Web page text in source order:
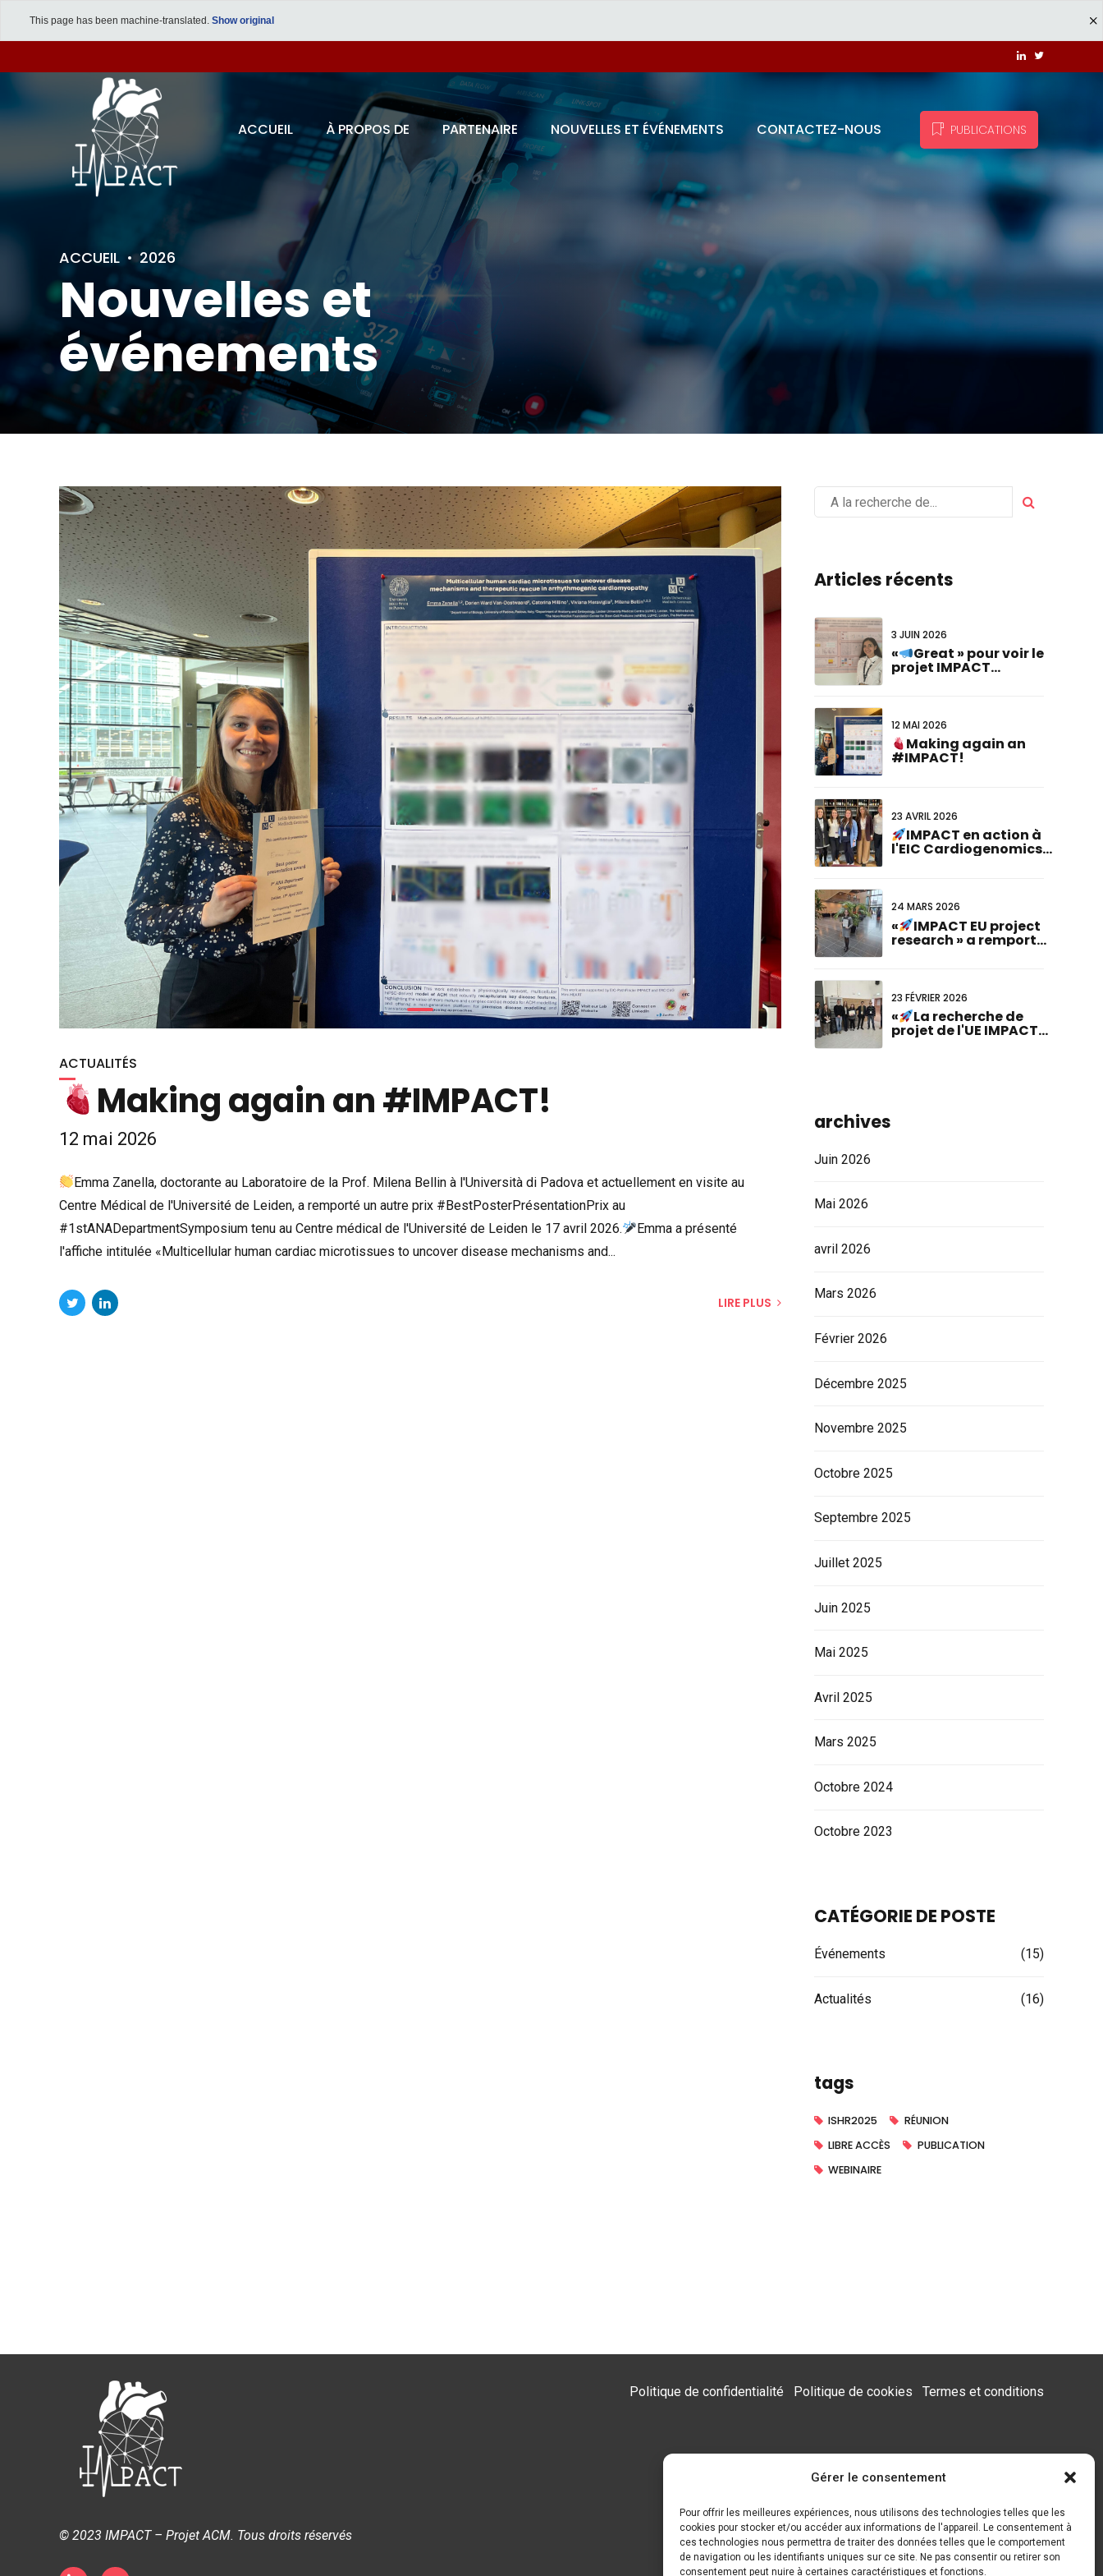
This page has been machine-translated. Show original
Gérer le consentement
Pour offrir les meilleures expériences, nous utilisons des technologies telles que les
cookies pour stocker et/ou accéder aux informations de l'appareil. Le consentement à
ces technologies nous permettra de traiter des données telles que le comportement
de navigation ou les identifiants uniques sur ce site. Ne pas consentir ou retirer son
consentement peut nuire à certaines caractéristiques et fonctions.
PUBLICATIONS
ACCUEIL À PROPOS DE PARTENAIRE NOUVELLES ET ÉVÉNEMENTS CONTACTEZ-NOUS
ACCUEIL 2026
Nouvelles et
événements
ACTUALITÉS
Making again an #IMPACT!
12 mai 2026
Emma Zanella, doctorante au Laboratoire de la Prof. Milena Bellin à l'Università di Padova et actuellement en visite au
Centre Médical de l'Université de Leiden, a remporté un autre prix #BestPosterPrésentationPrix au
#1stANADepartmentSymposium tenu au Centre médical de l'Université de Leiden le 17 avril 2026.
Emma a présenté
l'affiche intitulée «Multicellular human cardiac microtissues to uncover disease mechanisms and...
LIRE PLUS
Articles récents
3 JUIN 2026
« Great » pour voir le
projet IMPACT
12 MAI 2026
Making again an
#IMPACT!
23 AVRIL 2026
IMPACT en action à
l'EIC Cardiogenomics
24 MARS 2026
« IMPACT EU project
research » a remporté
23e réunion conjointe
germano-
néerlandaise!
23 FÉVRIER 2026
« La recherche de
projet de l'UE IMPACT
archives
Juin 2026
Mai 2026
avril 2026
Mars 2026
Février 2026
Décembre 2025
Novembre 2025
Octobre 2025
Septembre 2025
Juillet 2025
Juin 2025
Mai 2025
Avril 2025
Mars 2025
Octobre 2024
Octobre 2023
CATÉGORIE DE POSTE
Événements (15)
Actualités (16)
tags
ISHR2025
RÉUNION
LIBRE ACCÈS
PUBLICATION
WEBINAIRE
© 2023 IMPACT – Projet ACM. Tous droits réservés
Politique de confidentialité Politique de cookies Termes et conditions